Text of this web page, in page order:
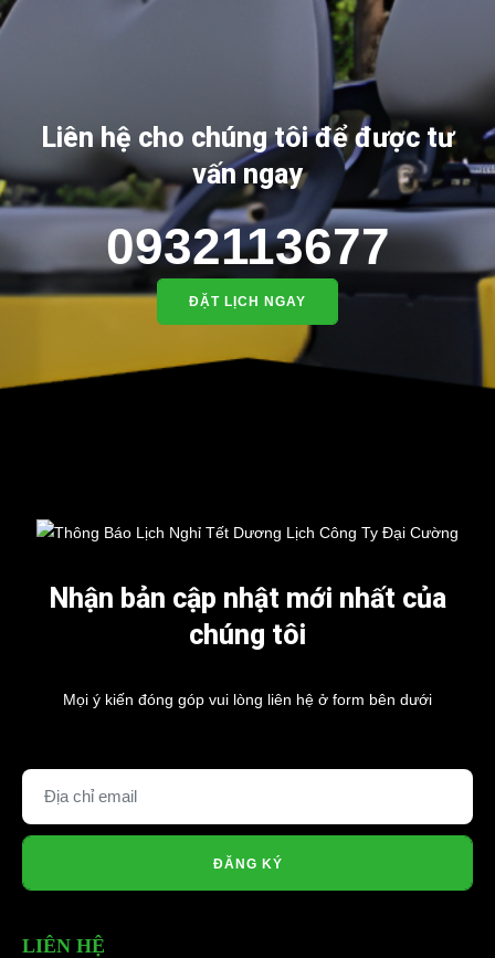
Liên hệ cho chúng tôi để được tư
vấn ngay
0932113677
ĐẶT LỊCH NGAY
Nhận bản cập nhật mới nhất của
chúng tôi
Mọi ý kiến đóng góp vui lòng liên hệ ở form bên dưới
ĐĂNG KÝ
LIÊN HỆ